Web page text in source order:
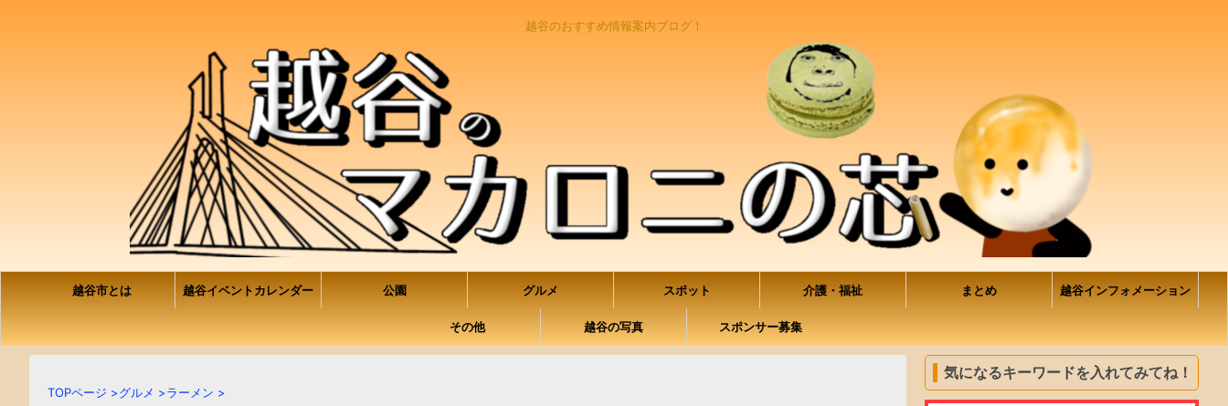
越谷のおすすめ情報案内ブログ！
越谷市とは 越谷イベントカレンダー 公園 グルメ スポット 介護・福祉 まとめ 越谷インフォメーション
その他 越谷の写真 スポンサー募集
TOPページ >グルメ >ラーメン >
気になるキーワードを入れてみてね！